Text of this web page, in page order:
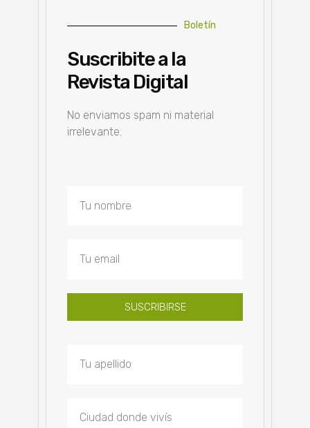
Boletín
Suscribite a la
Revista Digital
No enviamos spam ni material
irrelevante.
SUSCRIBIRSE